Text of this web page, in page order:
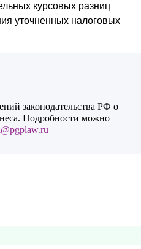
курсовых разниц
уточненных налоговых
законодательства РФ о
Подробности можно